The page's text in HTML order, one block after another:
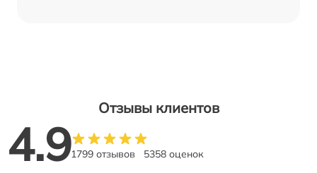
Отзывы клиентов
4.91799 отзывов 5358 оценок